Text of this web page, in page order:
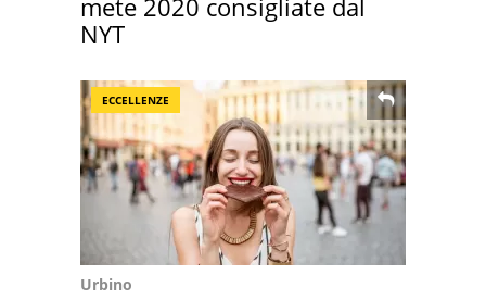
mete 2020 consigliate dal
NYT
ECCELLENZE
Urbino